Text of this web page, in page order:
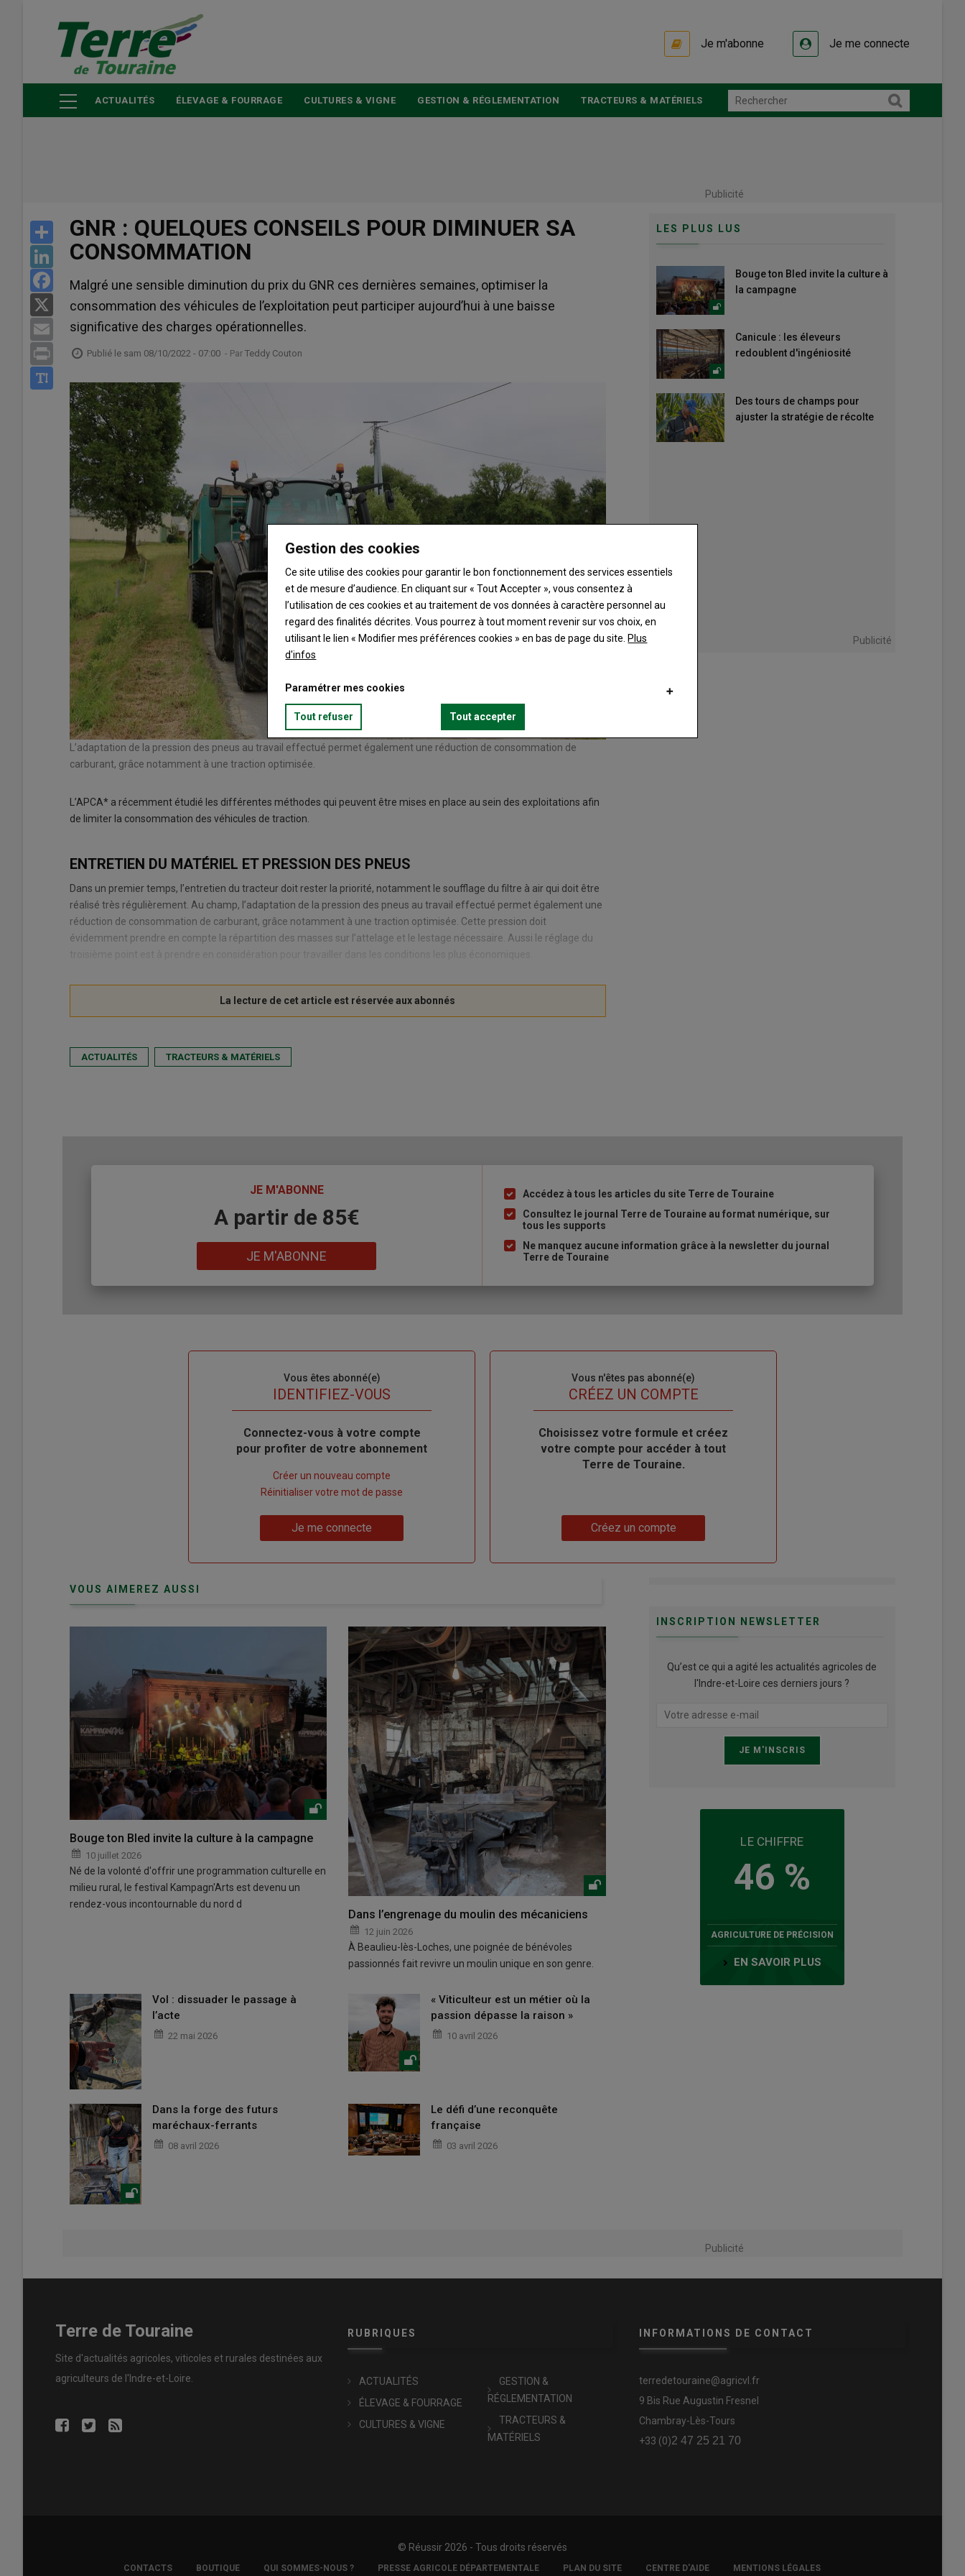
principal
Je m'abonne Je me connecte
ACTUALITÉS ÉLEVAGE & FOURRAGE CULTURES & VIGNE GESTION & RÉGLEMENTATION TRACTEURS & MATÉRIELS
Publicité
Share
LinkedIn
Facebook
Email
Print
GNR : QUELQUES CONSEILS POUR DIMINUER SA
CONSOMMATION
Malgré une sensible diminution du prix du GNR ces dernières semaines, optimiser la
consommation des véhicules de l’exploitation peut participer aujourd’hui à une baisse
significative des charges opérationnelles.
Publié le sam 08/10/2022 - 07:00 - Par Teddy Couton
L’adaptation de la pression des pneus au travail effectué permet également une réduction de consommation de
carburant, grâce notamment à une traction optimisée.
L’APCA* a récemment étudié les différentes méthodes qui peuvent être mises en place au sein des exploitations afin
de limiter la consommation des véhicules de traction.
ENTRETIEN DU MATÉRIEL ET PRESSION DES PNEUS
Dans un premier temps, l’entretien du tracteur doit rester la priorité, notamment le soufflage du filtre à air qui doit être
réalisé très régulièrement. Au champ, l’adaptation de la pression des pneus au travail effectué permet également une
réduction de consommation de carburant, grâce notamment à une traction optimisée. Cette pression doit
évidemment prendre en compte la répartition des masses sur l’attelage et le lestage nécessaire. Aussi le réglage du
ACTUALITÉS TRACTEURS & MATÉRIELS
LES PLUS LUS
Bouge ton Bled invite la culture à
la campagne
Canicule : les éleveurs
redoublent d'ingéniosité
Des tours de champs pour
ajuster la stratégie de récolte
Publicité
JE M'ABONNE
A partir de 85€
JE M'ABONNE
Liste
à
puce
Accédez à tous les articles du site Terre de Touraine
Consultez le journal Terre de Touraine au format numérique, sur
tous les supports
Ne manquez aucune information grâce à la newsletter du journal
Terre de Touraine
Vous êtes abonné(e)
IDENTIFIEZ-VOUS
Body
Connectez-vous à votre compte
pour profiter de votre abonnement
compte"
Créer un nouveau compte
Réinitialiser votre mot de passe
Je me connecte
Vous n'êtes pas abonné(e)
TITRECRÉEZ UN COMPTE
Body
Choisissez votre formule et créez
votre compte pour accéder à tout
Terre de Touraine.
Créez un compte
VOUS AIMEREZ AUSSI
Bouge ton Bled invite la culture à la campagne
10 juillet 2026
Né de la volonté d'offrir une programmation culturelle en
milieu rural, le festival Kampagn'Arts est devenu un
rendez-vous incontournable du nord d
Dans l’engrenage du moulin des mécaniciens
12 juin 2026
À Beaulieu-lès-Loches, une poignée de bénévoles
passionnés fait revivre un moulin unique en son genre.
Vol : dissuader le passage à
l’acte
22 mai 2026
« Viticulteur est un métier où la
passion dépasse la raison »
10 avril 2026
Dans la forge des futurs
maréchaux-ferrants
08 avril 2026
Le défi d’une reconquête
française
03 avril 2026
INSCRIPTION NEWSLETTER
Qu’est ce qui a agité les actualités agricoles de
l'Indre-et-Loire ces derniers jours ?
LE CHIFFRE
46 %
AGRICULTURE DE PRÉCISION
EN SAVOIR PLUS
Publicité
Terre de Touraine
Site d'actualités agricoles, viticoles et rurales destinées aux
agriculteurs de l'Indre-et-Loire.
RUBRIQUES
ACTUALITÉS
ÉLEVAGE & FOURRAGE
CULTURES & VIGNE
GESTION &
RÉGLEMENTATION
TRACTEURS &
MATÉRIELS
INFORMATIONS DE CONTACT
terredetouraine@agricvl.fr
9 Bis Rue Augustin Fresnel
Chambray-Lès-Tours
+33 (0)2 47 25 21 70
© Réussir 2026 - Tous droits réservés
COPYRIGHTCONTACTS BOUTIQUE QUI SOMMES-NOUS ? PRESSE AGRICOLE DÉPARTEMENTALE PLAN DU SITE CENTRE D'AIDE MENTIONS LÉGALES
Gestion des cookies
Ce site utilise des cookies pour garantir le bon fonctionnement des services essentiels
et de mesure d’audience. En cliquant sur « Tout Accepter », vous consentez à
l’utilisation de ces cookies et au traitement de vos données à caractère personnel au
regard des finalités décrites. Vous pourrez à tout moment revenir sur vos choix, en
utilisant le lien « Modifier mes préférences cookies » en bas de page du site. Plus
d'infos
Paramétrer mes cookies
Tout refuser Tout accepter